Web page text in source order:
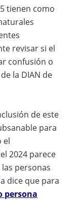
tienen como
revisar si el
confusión o
la DIAN de
de este
para
el
2024 parece
personas
dice que para
persona